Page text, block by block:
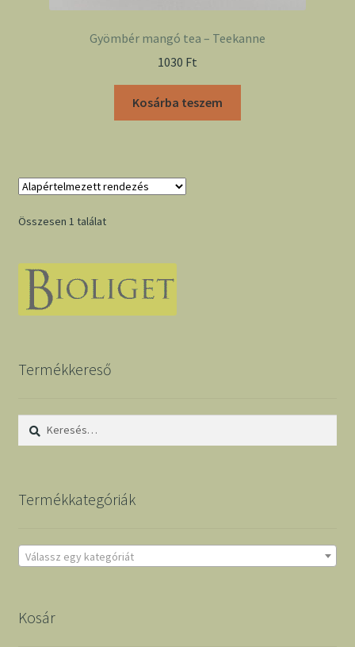
Gyömbér mangó tea – Teekanne
1030 Ft
Kosárba teszem
Összesen 1 találat
Termékkereső
Keresés:
Termékkategóriák
Válassz egy kategóriát
Kosár